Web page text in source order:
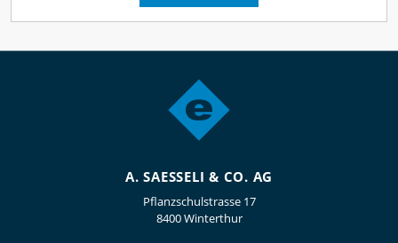
A. SAESSELI & CO. AG
Pflanzschulstrasse 17
8400 Winterthur